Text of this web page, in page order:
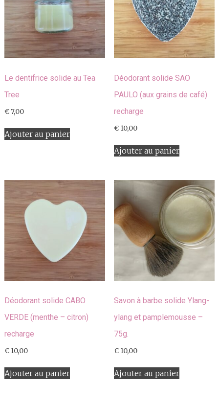
Le dentifrice solide au Tea
Tree
€7,00
Ajouter au panier
Déodorant solide SAO
PAULO (aux grains de café)
recharge
€10,00
Ajouter au panier
Déodorant solide CABO
VERDE (menthe – citron)
recharge
€10,00
Ajouter au panier
Savon à barbe solide Ylang-
ylang et pamplemousse –
75g.
€10,00
Ajouter au panier